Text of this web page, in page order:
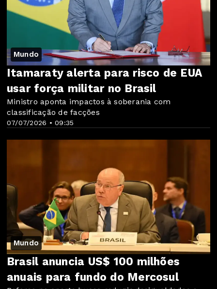
Mundo
07/07/2026 • 09:35
Itamaraty alerta para risco de EUA
usar força militar no Brasil
Ministro aponta impactos à soberania com
classificação de facções
Mundo
Brasil anuncia US$ 100 milhões
anuais para fundo do Mercosul